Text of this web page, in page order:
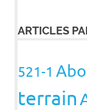
ARTICLES
521-1
terrain